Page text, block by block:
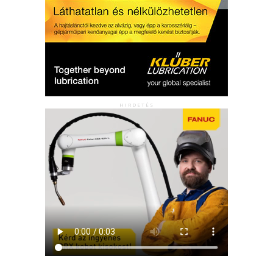
HIRDETÉS